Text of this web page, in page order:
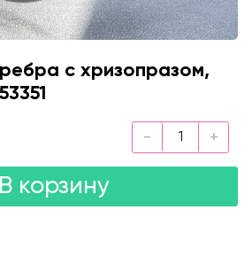
с хризопразом,
В корзину